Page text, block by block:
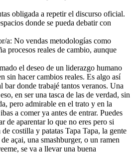
obligada a repetir el discurso oficial.
donde se pueda debatir con
a: No vendas metodologías como
procesos reales de cambio, aunque
el deseo de un liderazgo humano
sin hacer cambios reales. Es algo así
bar donde trabajé tantos veranos. Una
en ser una tasca de las de verdad, sin
pero admirable en el trato y en la
a comer ya antes de entrar. Puedes
de aparentar lo que no eres pero si
costilla y patatas Tapa Tapa, la gente
açai, una smashburger, o un ramen
se va a llevar una buena